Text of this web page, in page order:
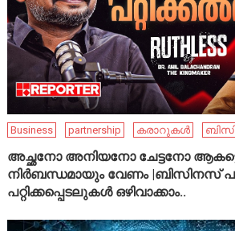
Business partnership കരാറുകൾ
അച്ഛനോ അനിയനോ ചേട്ടനോ
നിർബന്ധമായും വേണം |ബിസിനസ്
പറ്റിക്കപ്പെടലുകൾ ഒഴിവാക്കാം..